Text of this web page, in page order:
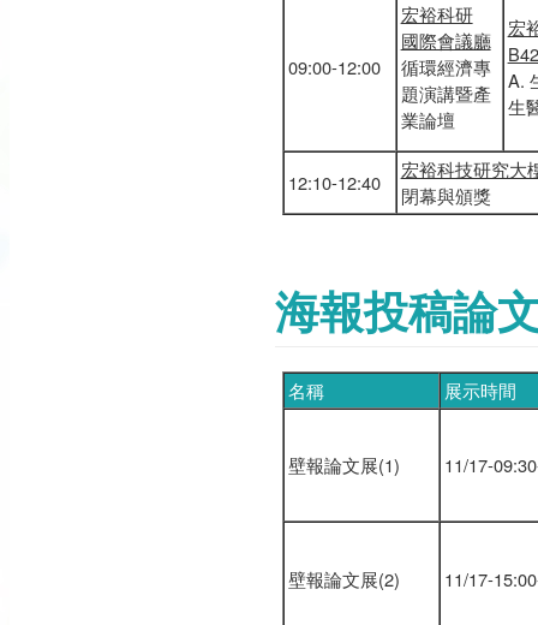
09:00-12:00
宏裕科研
國際會議廳
循環經濟專
題演講暨產
業論壇
宏
A.
生
12:10-12:40
宏裕科技研究大
閉幕與頒獎
海報投稿論
名稱 展示時間
壁報論文展(1) 11/17-
壁報論文展(2) 11/17-